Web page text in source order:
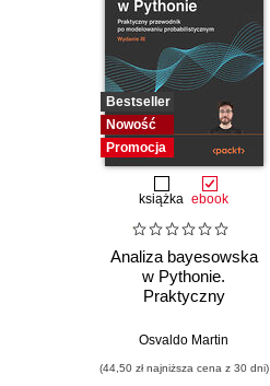
Bestseller
Nowość
Promocja
książka ebook
Analiza bayesowska
w Pythonie.
Praktyczny
modelowaniu
Wydanie III
Osvaldo Martin
(44,50 zł najniższa cena z 30 dni)